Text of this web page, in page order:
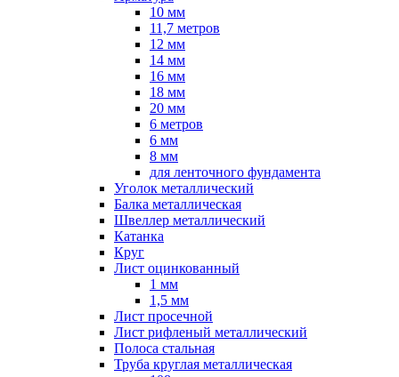
10 мм
11,7 метров
12 мм
14 мм
16 мм
18 мм
20 мм
6 метров
6 мм
8 мм
для ленточного фундамента
Уголок металлический
Балка металлическая
Швеллер металлический
Катанка
Круг
Лист оцинкованный
1 мм
1,5 мм
Лист просечной
Лист рифленый металлический
Полоса стальная
Труба круглая металлическая